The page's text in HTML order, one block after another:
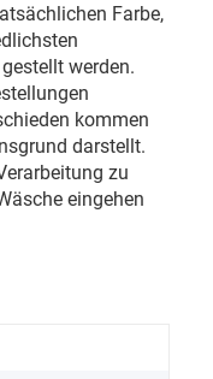
Farbe,
werden.
kommen
darstellt.
zu
eingehen